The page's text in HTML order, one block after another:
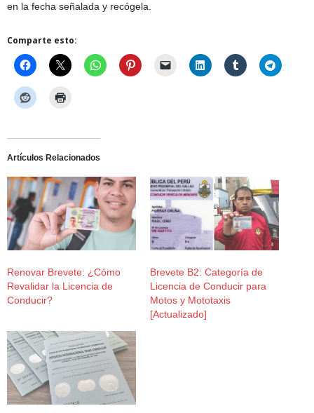
en la fecha señalada y recógela.
Comparte esto:
Artículos Relacionados
Renovar Brevete: ¿Cómo
Revalidar la Licencia de
Conducir?
Brevete B2: Categoría de
Licencia de Conducir para
Motos y Mototaxis
[Actualizado]